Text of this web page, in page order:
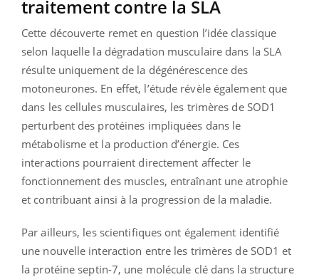
traitement contre la SLA
Cette découverte remet en question l’idée classique
selon laquelle la dégradation musculaire dans la SLA
résulte uniquement de la dégénérescence des
motoneurones. En effet, l’étude révèle également que
dans les cellules musculaires, les trimères de SOD1
perturbent des protéines impliquées dans le
métabolisme et la production d’énergie. Ces
interactions pourraient directement affecter le
fonctionnement des muscles, entraînant une atrophie
et contribuant ainsi à la progression de la maladie.
Par ailleurs, les scientifiques ont également identifié
une nouvelle interaction entre les trimères de SOD1 et
la protéine septin-7, une molécule clé dans la structure